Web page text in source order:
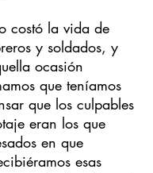
costó la vida de
y soldados, y
ocasión
que teníamos
que los culpables
eran los que
en que
esas